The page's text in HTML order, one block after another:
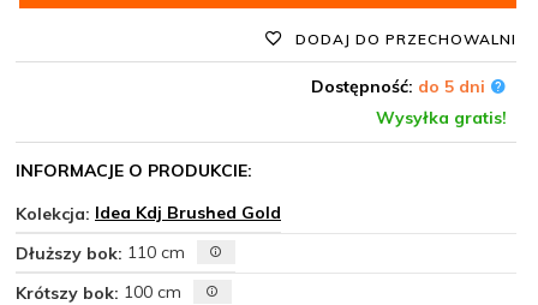
DODAJ DO PRZECHOWALNI
Dostępność: do 5 dni
Wysyłka gratis!
INFORMACJE O PRODUKCIE:
Kolekcja: Idea Kdj Brushed Gold
Dłuższy bok: 110 cm
Krótszy bok: 100 cm